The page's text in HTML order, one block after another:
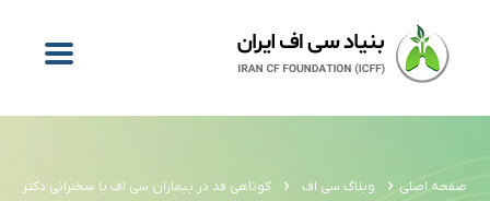
صفحه اصلی وبلاگ سی اف
کوتاهی قد در بیماران سی اف با سخنرانی دکتر